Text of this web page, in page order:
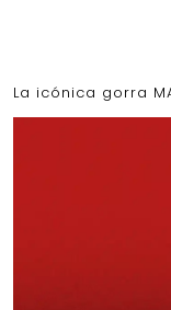
La icónica gorra